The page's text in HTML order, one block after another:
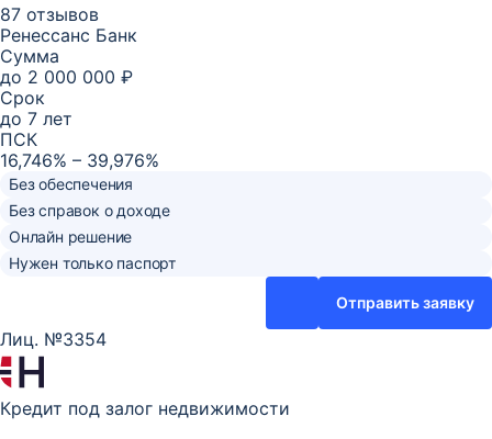
87 отзывов
Ренессанс Банк
Сумма
до 2 000 000 ₽
Срок
до 7 лет
ПСК
16,746% – 39,976%
Без обеспечения
Без справок о доходе
Онлайн решение
Нужен только паспорт
Отправить заявку
Лиц. №3354
Кредит под залог недвижимости